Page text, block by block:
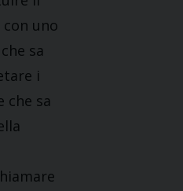
uno
sa
i
che sa